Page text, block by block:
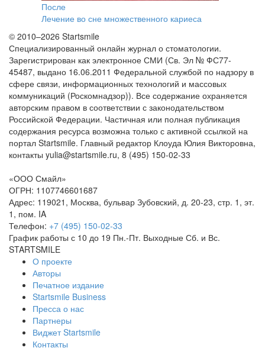
После
Лечение во сне множественного кариеса
© 2010–2026 Startsmile
Специализированный онлайн журнал о стоматологии.
Зарегистрирован как электронное СМИ (Св. Эл № ФС77-
45487, выдано 16.06.2011 Федеральной службой по надзору в
сфере связи, информационных технологий и массовых
коммуникаций (Роскомнадзор)). Все содержание охраняется
авторским правом в соответствии с законодательством
Российской Федерации. Частичная или полная публикация
содержания ресурса возможна только с активной ссылкой на
портал Startsmile. Главный редактор Клоуда Юлия Викторовна,
контакты yulia@startsmile.ru, 8 (495) 150-02-33
«ООО Смайл»
ОГРН: 1107746601687
Адрес: 119021 , Москва, бульвар Зубовский, д. 20-23, стр. 1, эт.
1, пом. IA
Телефон: +7 (495) 150-02-33
График работы с 10 до 19 Пн.-Пт. Выходные Сб. и Вс.
STARTSMILE
О проекте
Авторы
Печатное издание
Startsmile Business
Пресса о нас
Партнеры
Виджет Startsmile
Контакты